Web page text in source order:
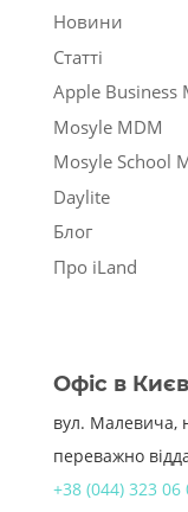
Новини
Статті
Apple Business
Mosyle MDM
Mosyle School
Daylite
Блог
Про iLand
Офіс в
вул. Малевича,
переважно
+38 (044) 323 06